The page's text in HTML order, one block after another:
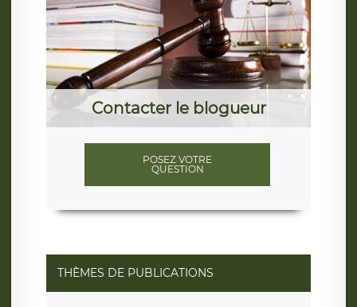
Contacter le blogueur
POSEZ VOTRE
QUESTION
THÈMES DE PUBLICATIONS